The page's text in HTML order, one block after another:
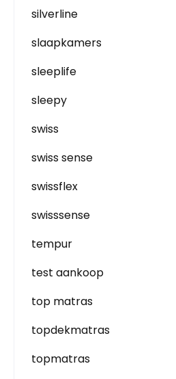
silverline
slaapkamers
sleeplife
sleepy
swiss
swiss sense
swissflex
swisssense
tempur
test aankoop
top matras
topdekmatras
topmatras